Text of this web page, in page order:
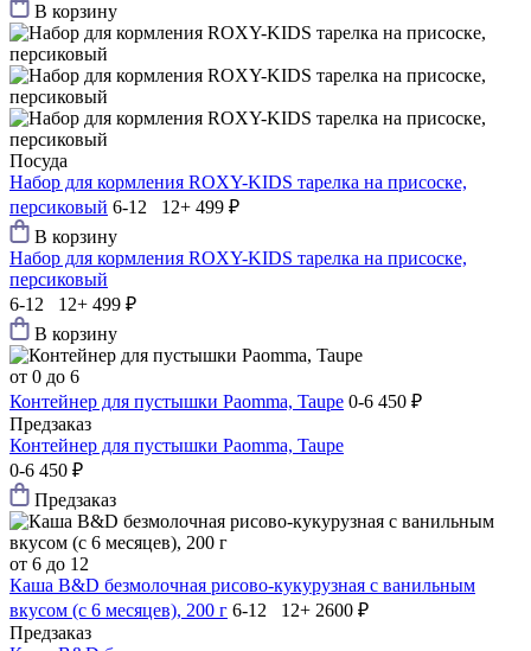
В корзину
Посуда
Набор для кормления ROXY-KIDS тарелка на присоске,
персиковый 6-12 12+ 499 ₽
В корзину
Набор для кормления ROXY-KIDS тарелка на присоске,
персиковый
6-12 12+ 499 ₽
В корзину
от 0 до 6
Контейнер для пустышки Paomma, Taupe 0-6 450 ₽
Предзаказ
Контейнер для пустышки Paomma, Taupe
0-6 450 ₽
Предзаказ
от 6 до 12
Каша B&D безмолочная рисово-кукурузная с ванильным
вкусом (с 6 месяцев), 200 г 6-12 12+ 2600 ₽
Предзаказ